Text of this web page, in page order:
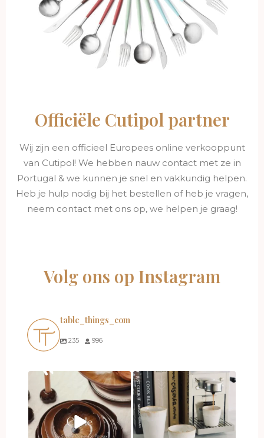
Officiële Cutipol partner
Wij zijn een officieel Europees online verkooppunt
van Cutipol! We hebben nauw contact met ze in
Portugal & we kunnen je snel en vakkundig helpen.
Heb je hulp nodig bij het bestellen of heb je vragen,
neem contact met ons op, we helpen je graag!
Volg ons op Instagram
table_things_com
235 996